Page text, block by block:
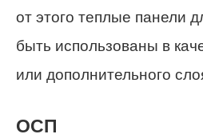
от этого теплые панели
быть использованы в
или дополнительного
ОСП